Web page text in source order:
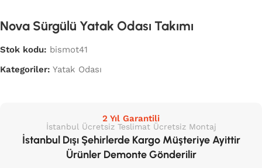
Nova Sürgülü Yatak Odası Takımı
Stok kodu: bismot41
Kategoriler: Yatak Odası
2 Yıl Garantili
İstanbul Ücretsiz Teslimat Ücretsiz Montaj
İstanbul Dışı Şehirlerde Kargo Müşteriye Ayittir
Ürünler Demonte Gönderilir